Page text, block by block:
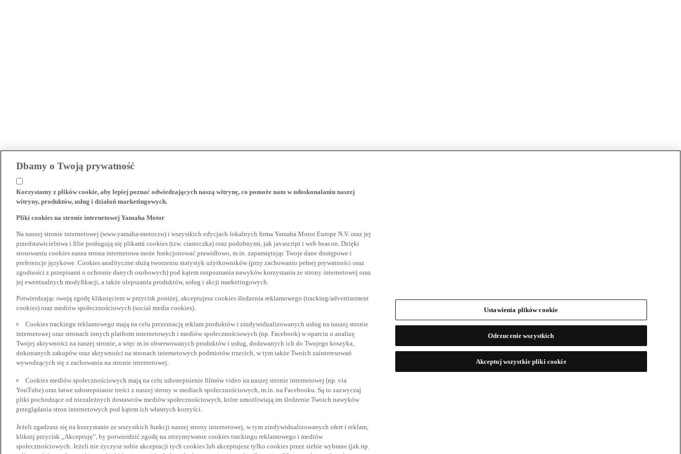
Dbamy o Twoją prywatność
Korzystamy z plików cookie, aby lepiej poznać odwiedzających naszą witrynę, co pomoże nam w udoskonalaniu naszej
witryny, produktów, usług i działań marketingowych.
Pliki cookies na stronie internetowej Yamaha Motor
Na naszej stronie internetowej (www.yamaha-motor.eu) i wszystkich edycjach lokalnych firma Yamaha Motor Europe N.V. oraz jej
przedstawicielstwa i filie posługują się plikami cookies (tzw. ciasteczka) oraz podobnymi, jak javascript i web beacon. Dzięki
stosowaniu cookies nasza strona internetowa może funkcjonować prawidłowo, m.in. zapamiętując Twoje dane dostępowe i
preferencje językowe. Cookies analityczne służą tworzeniu statystyk użytkowników (przy zachowaniu pełnej prywatności oraz
zgodności z przepisami o ochronie danych osobowych) pod kątem rozpoznania nawyków korzystania ze strony internetowej oraz
jej ewentualnych modyfikacji, a także ulepszania produktów, usług i akcji marketingowych.
Potwierdzając swoją zgodę kliknięciem w przycisk poniżej, akceptujesz cookies śledzenia reklamowego (tracking/advertisement
cookies) oraz mediów społecznościowych (social media cookies).
Cookies trackingu reklamowego mają na celu prezentację reklam produktów i zindywidualizowanych usług na naszej stronie
internetowej oraz stronach innych platform internetowych i mediów społecznościowych (np. Facebook) w oparciu o analizę
Twojej aktywności na naszej stronie, a więc m.in obserwowanych produktów i usług, dodawanych ich do Twojego koszyka,
dokonanych zakupów oraz aktywności na stronach internetowych podmiotów trzecich, w tym także Twoich zainteresowań
wywodzących się z zachowania na stronie internetowej.
Cookies mediów społecznościowych mają na celu udostepnienie filmów video na naszej stronie internetowej (np. via
YouTube) oraz łatwe udostepnianie treści z naszej strony w mediach społecznościowych, m.in. na Facebooku. Są to zazwyczaj
pliki pochodzące od niezależnych dostawców mediów społecznościowych, które umożliwiają im śledzenie Twoich nawyków
przeglądania stron internetowych pod kątem ich własnych korzyści.
Jeżeli zgadzasz się na korzystanie ze wszystkich funkcji naszej strony internetowej, w tym zindywidualizowanych ofert i reklam,
kliknij przycisk „Akceptuję”, by potwierdzić zgodę na otrzymywanie cookies trackingu reklamowego i mediów
społecznościowych. Jeżeli nie życzysz sobie akceptacji tych cookies lub akceptujesz tylko cookies przez siebie wybrane (jak np.
Ustawienia plików cookie
Odrzucenie wszystkich
Akceptuj wszystkie pliki cookie